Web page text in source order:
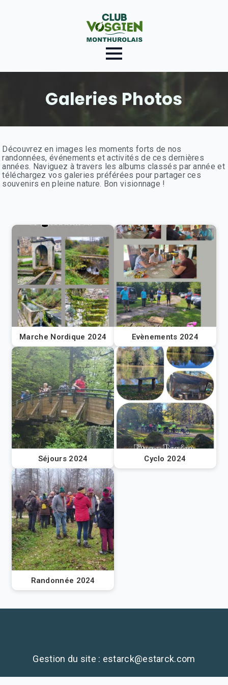
Galeries Photos
Découvrez en images les moments forts de nos
randonnées, événements et activités de ces dernières
années. Naviguez à travers les albums classés par année et
téléchargez vos galeries préférées pour partager ces
souvenirs en pleine nature. Bon visionnage !
Marche Nordique 2024 Evènements 2024
Séjours 2024 Cyclo 2024
Randonnée 2024
Gestion du site : estarck@estarck.com